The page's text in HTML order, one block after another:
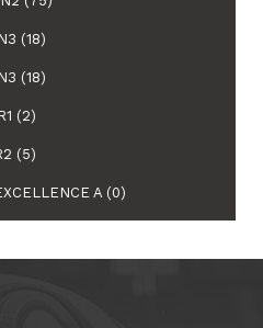
(18)
(18)
(2)
(5)
A (0)